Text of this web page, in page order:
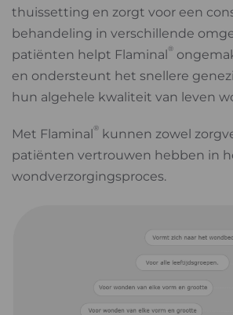
thuissetting en zorgt voor een
behandeling in verschillende
patiënten helpt Flaminal ®
en ondersteunt het snellere
hun algehele kwaliteit van leven
Met Flaminal ® kunnen zowel
patiënten vertrouwen hebben in
wondverzorgingsproces.